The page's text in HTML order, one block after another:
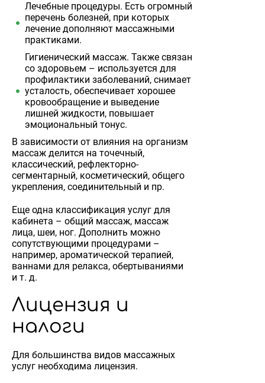
Лечебные процедуры. Есть огромный
перечень болезней, при которых
лечение дополняют массажными
практиками.
Гигиенический массаж. Также связан
со здоровьем – используется для
профилактики заболеваний, снимает
усталость, обеспечивает хорошее
кровообращение и выведение
лишней жидкости, повышает
эмоциональный тонус.
В зависимости от влияния на организм
массаж делится на точечный,
классический, рефлекторно-
сегментарный, косметический, общего
укрепления, соединительный и пр.
Еще одна классификация услуг для
кабинета – общий массаж, массаж
лица, шеи, ног. Дополнить можно
сопутствующими процедурами –
например, ароматической терапией,
ваннами для релакса, обертываниями
и т. д.
Лицензия и
налоги
Для большинства видов массажных
услуг необходима лицензия.